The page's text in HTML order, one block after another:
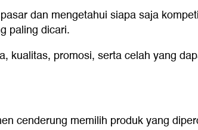
dan mengetahui siapa saja
paling dicari.
kualitas, promosi, serta celah yang
cenderung memilih produk yang